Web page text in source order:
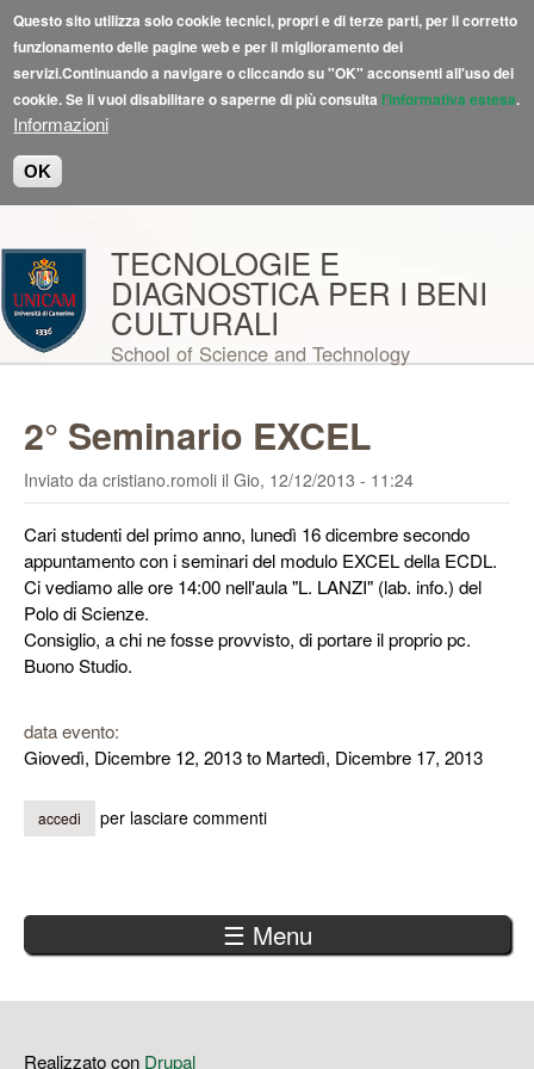
Questo sito utilizza solo cookie tecnici, propri e di terze parti, per il corretto
funzionamento delle pagine web e per il miglioramento dei
servizi.Continuando a navigare o cliccando su "OK" acconsenti all'uso dei
cookie. Se li vuoi disabilitare o saperne di più consulta l'informativa estesa.
Informazioni
OK
TECNOLOGIE E
DIAGNOSTICA PER I BENI
CULTURALI
School of Science and Technology
2° Seminario EXCEL
Inviato da cristiano.romoli il Gio, 12/12/2013 - 11:24
Cari studenti del primo anno, lunedì 16 dicembre secondo
appuntamento con i seminari del modulo EXCEL della ECDL.
Ci vediamo alle ore 14:00 nell'aula "L. LANZI" (lab. info.) del
Polo di Scienze.
Consiglio, a chi ne fosse provvisto, di portare il proprio pc.
Buono Studio.
data evento:
Giovedì, Dicembre 12, 2013to Martedì, Dicembre 17, 2013
accedi per lasciare commenti
☰ Menu
Realizzato con Drupal